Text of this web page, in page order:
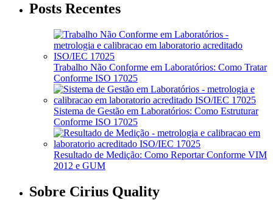
Posts Recentes
Trabalho Não Conforme em Laboratórios: Como Tratar
Conforme ISO 17025
Sistema de Gestão em Laboratórios: Como Estruturar
Conforme ISO 17025
Resultado de Medição: Como Reportar Conforme VIM
2012 e GUM
Sobre Cirius Quality